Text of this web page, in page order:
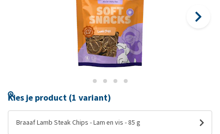
Kies je product (1 variant)
Braaaf Lamb Steak Chips - Lam en vis - 85 g